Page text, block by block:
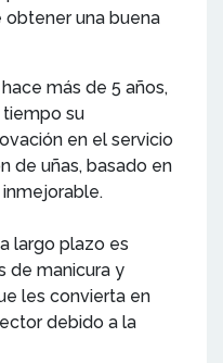
obtener una buena
más de 5 años,
su
en el servicio
de uñas, basado en
largo plazo es
de manicura y
les convierta en
debido a la